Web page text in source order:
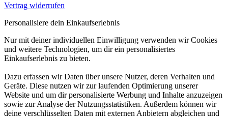
Vertrag widerrufen
Personalisiere dein Einkaufserlebnis
Nur mit deiner individuellen Einwilligung verwenden wir Cookies
und weitere Technologien, um dir ein personalisiertes
Einkaufserlebnis zu bieten.
Dazu erfassen wir Daten über unsere Nutzer, deren Verhalten und
Geräte. Diese nutzen wir zur laufenden Optimierung unserer
Website und um dir personalisierte Werbung und Inhalte anzuzeigen
sowie zur Analyse der Nutzungsstatistiken. Außerdem können wir
deine verschlüsselten Daten mit externen Anbietern abgleichen und